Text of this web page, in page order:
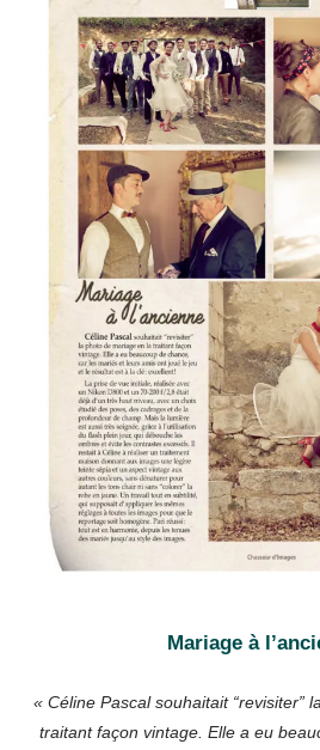
Mariage à
« Céline Pascal souhaitait “revisiter”
traitant façon vintage. Elle a eu